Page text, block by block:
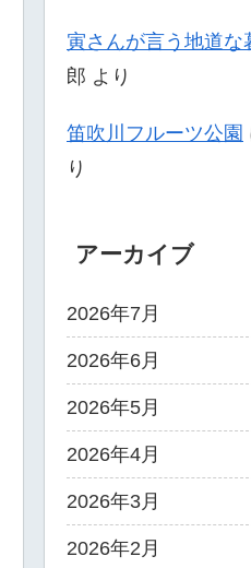
寅さんが言う地道な
郎 より
笛吹川フルーツ公園
り
アーカイブ
2026年7月
2026年6月
2026年5月
2026年4月
2026年3月
2026年2月